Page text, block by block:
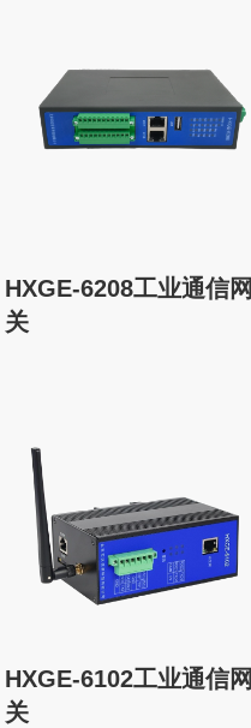
HXGE-6208工业通信网
关
HXGE-6102工业通信网
关